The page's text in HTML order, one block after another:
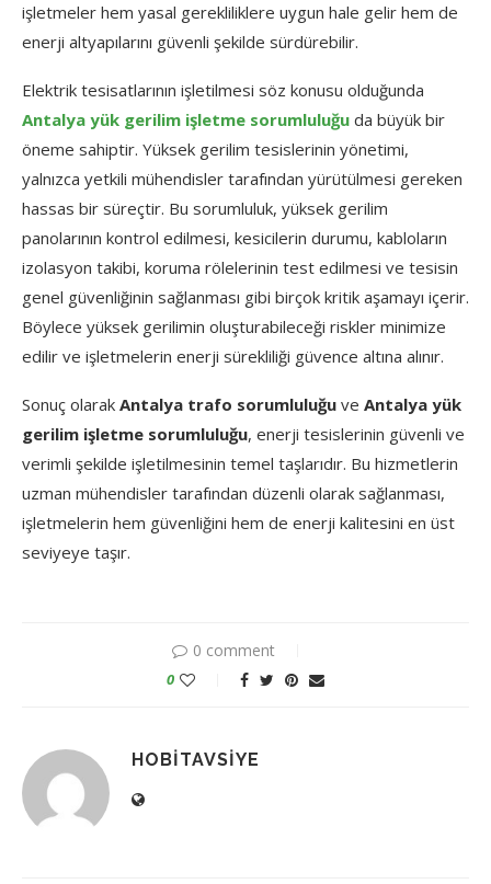
işletmeler hem yasal gerekliliklere uygun hale gelir hem de
enerji altyapılarını güvenli şekilde sürdürebilir.
Elektrik tesisatlarının işletilmesi söz konusu olduğunda
Antalya yük gerilim işletme sorumluluğu da büyük bir
öneme sahiptir. Yüksek gerilim tesislerinin yönetimi,
yalnızca yetkili mühendisler tarafından yürütülmesi gereken
hassas bir süreçtir. Bu sorumluluk, yüksek gerilim
panolarının kontrol edilmesi, kesicilerin durumu, kabloların
izolasyon takibi, koruma rölelerinin test edilmesi ve tesisin
genel güvenliğinin sağlanması gibi birçok kritik aşamayı içerir.
Böylece yüksek gerilimin oluşturabileceği riskler minimize
edilir ve işletmelerin enerji sürekliliği güvence altına alınır.
Sonuç olarak Antalya trafo sorumluluğu ve Antalya yük
gerilim işletme sorumluluğu, enerji tesislerinin güvenli ve
verimli şekilde işletilmesinin temel taşlarıdır. Bu hizmetlerin
uzman mühendisler tarafından düzenli olarak sağlanması,
işletmelerin hem güvenliğini hem de enerji kalitesini en üst
seviyeye taşır.
0 comment
0
HOBITAVSIYE